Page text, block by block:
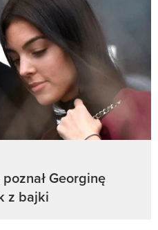
Georginę
z bajki